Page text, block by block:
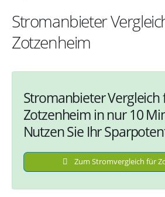
Stromanbieter
Zotzenheim
Stromanbieter Vergleich
Zotzenheim in nur 10
Nutzen Sie Ihr
Zum Stromvergleich für